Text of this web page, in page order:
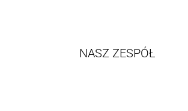
NASZ ZESPÓŁ